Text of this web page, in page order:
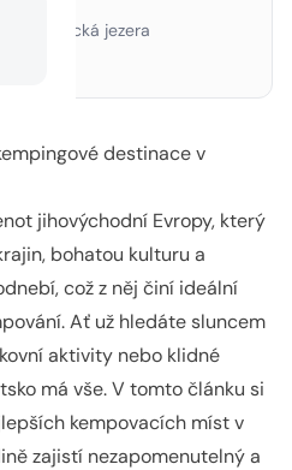
Plitvická jezera
destinace v
jihovýchodní Evropy, který
bohatou kulturu a
což z něj činí ideální
Ať už hledáte sluncem
aktivity nebo klidné
má vše. V tomto článku si
kempovacích míst v
zajistí nezapomenutelný a